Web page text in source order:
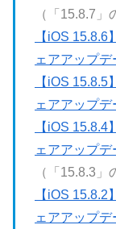
（「15.8.7」
【iOS
ェアアップデ
【iOS
ェアアップデ
【iOS
ェアアップデ
（「15.8.3」
【iOS
ェアアップデ